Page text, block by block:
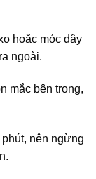
hoặc móc dây
ngoài.
mắc bên trong,
nên ngừng